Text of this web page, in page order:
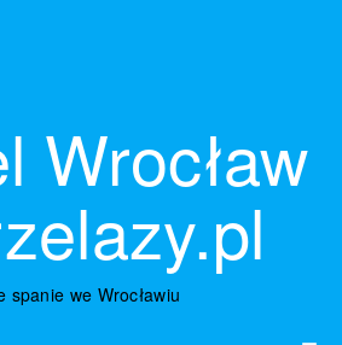
Wrocław
spanie we Wrocławiu